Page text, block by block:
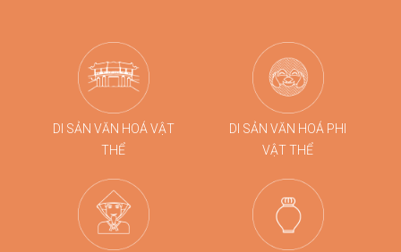
DI SẢN VĂN HOÁ VẬT
THỂ
DI SẢN VĂN HOÁ PHI
VẬT THỂ